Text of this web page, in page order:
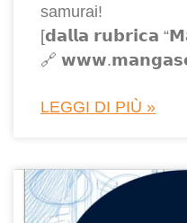
samurai!
[𝗱𝗮𝗹𝗹𝗮 𝗿𝘂𝗯𝗿𝗶𝗰𝗮
🔗
LEGGI DI PIÙ »